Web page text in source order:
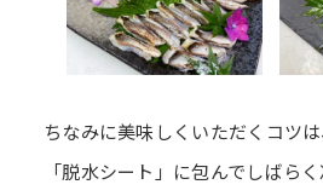
ちなみに美味しくいただくコツ
「脱水シート」に包んでしばら